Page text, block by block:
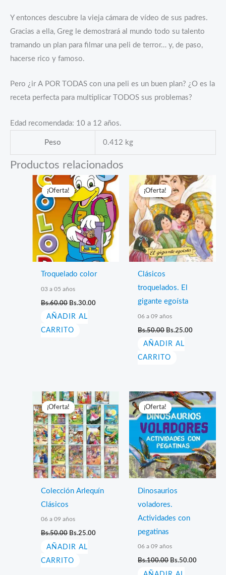
Y entonces descubre la vieja cámara de vídeo de sus padres.
Gracias a ella, Greg le demostrará al mundo todo su talento
tramando un plan para filmar una peli de terror… y, de paso,
hacerse rico y famoso.
Pero ¿ir A POR TODAS con una peli es un buen plan? ¿O es la
receta perfecta para multiplicar TODOS sus problemas?
Edad recomendada: 10 a 12 años.
Peso 0.412 kg
Productos relacionados
¡Oferta!
¡Oferta!
Troquelado color
03 a 05 años
Bs.60.00 El
original
era:
Bs.60.00.
Bs.30.00
AÑADIR AL
CARRITO
¡Oferta!
¡Oferta!
Clásicos
troquelados. El
gigante egoísta
06 a 09 años
Bs.50.00 El
original
era:
Bs.50.00.
Bs.25.00
AÑADIR AL
CARRITO
¡Oferta!
¡Oferta!
Colección Arlequín
Clásicos
06 a 09 años
Bs.50.00 El
original
Bs.50.00.
Bs.25.00
AÑADIR AL
CARRITO
¡Oferta!
¡Oferta!
Dinosaurios
voladores.
Actividades con
pegatinas
06 a 09 años
Bs.100.00 El
Bs.50.00